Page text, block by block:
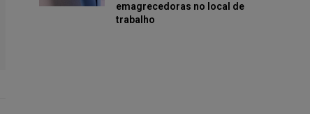
emagrecedoras no local de
trabalho